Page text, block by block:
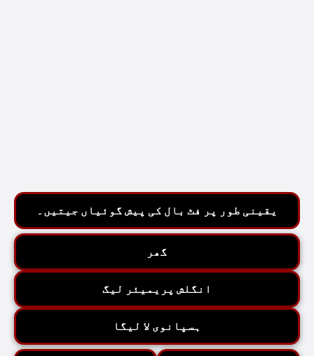
یقینی طور پر فٹ بال کی پیش گوئیاں جیتیں۔
گھر
انگلش پریمیئر لیگ
ہسپانوی لا لیگا